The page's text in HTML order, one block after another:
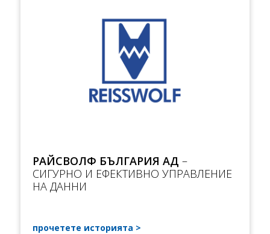
РАЙСВОЛФ БЪЛГАРИЯ АД –
СИГУРНО И ЕФЕКТИВНО УПРАВЛЕНИЕ
НА ДАННИ
прочетете историята